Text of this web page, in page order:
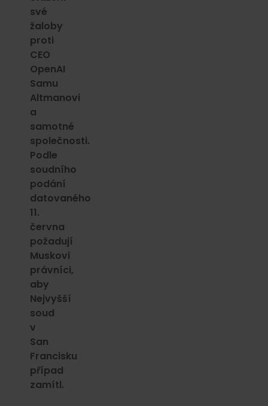
své
žaloby
proti
CEO
OpenAI
Samu
Altmanovi
a
samotné
společnosti.
Podle
soudního
podání
datovaného
11.
června
požadují
Muskovi
právníci,
aby
Nejvyšší
soud
v
San
Francisku
případ
zamítl.